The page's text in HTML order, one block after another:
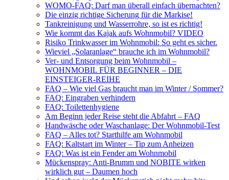
WOMO-FAQ: Darf man überall einfach übernachten?
Die einzig richtige Sicherung für die Markise!
Tankreinigung und Wasserrohre, so ist es richtig!
Wie kommt das Kajak aufs Wohnmobil? VIDEO
Risiko Trinkwasser im Wohnmobil: So geht es sicher.
Wieviel „Solaranlage“ brauche ich im Wohnmobil?
Ver- und Entsorgung beim Wohnmobil –
WOHNMOBIL FÜR BEGINNER – DIE
EINSTEIGER-REIHE
FAQ – Wie viel Gas braucht man im Winter / Sommer?
FAQ: Eingraben verhindern
FAQ: Toilettenhygiene
Am Beginn jeder Reise steht die Abfahrt – FAQ
Handwäsche oder Waschanlage: Der Wohnmobil-Test
FAQ – Alles tot? Starthilfe am Wohnmobil
FAQ: Kaltstart im Winter – Tip zum Anheizen
FAQ: Was ist ein Fender am Wohnmobil
Mückenspray: Anti-Brumm und NOBITE wirken
wirklich gut – Daumen hoch